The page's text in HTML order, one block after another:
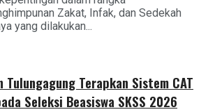
Zakat, Infak, dan Sedekah
yang dilakukan...
Tulungagung Terapkan Sistem CAT
Seleksi Beasiswa SKSS 2026